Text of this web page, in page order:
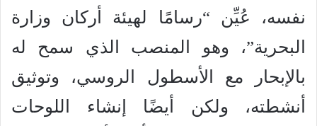
نفسه، عُيِّن “رسامًا لهيئة أركان وزارة
البحرية”، وهو المنصب الذي سمح له
بالإبحار مع الأسطول الروسي، وتوثيق
أنشطته، ولكن أيضًا إنشاء اللوحات